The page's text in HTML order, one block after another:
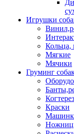
Игрушки
Кольца,
Мягкие
Мячики
Груминг
Краски